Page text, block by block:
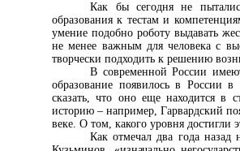
Как бы сегодня не
образования к тестам и
умение подобно роботу выдавать
не менее важным для человека с
творчески подходить к решению
В современной России
образование появилось в России
сказать, что оно еще находится в
историю – например, Гарвардский
веке. О том, какого уровня достигли
Как отмечал два года